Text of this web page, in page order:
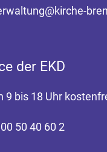
der EKD
9 bis 18 Uhr
50 40 60 2